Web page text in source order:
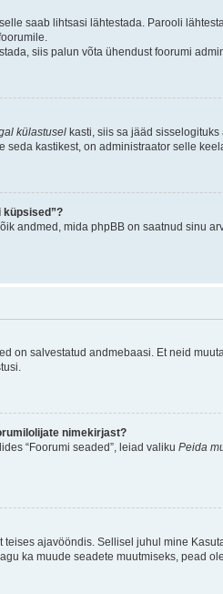
saab lihtsasi lähtestada. Parooli
siis palun võta ühendust foorumi
külastusel kasti, siis sa jääd
kastikest, on administraator selle
küpsised”?
andmed, mida phpBB on saatnud sinu
on salvestatud andmebaasi. Et neid
nimekirjast?
“Foorumi seaded”, leiad valiku Peida
ajavööndis. Sellisel juhul mine
ka muude seadete muutmiseks, pead